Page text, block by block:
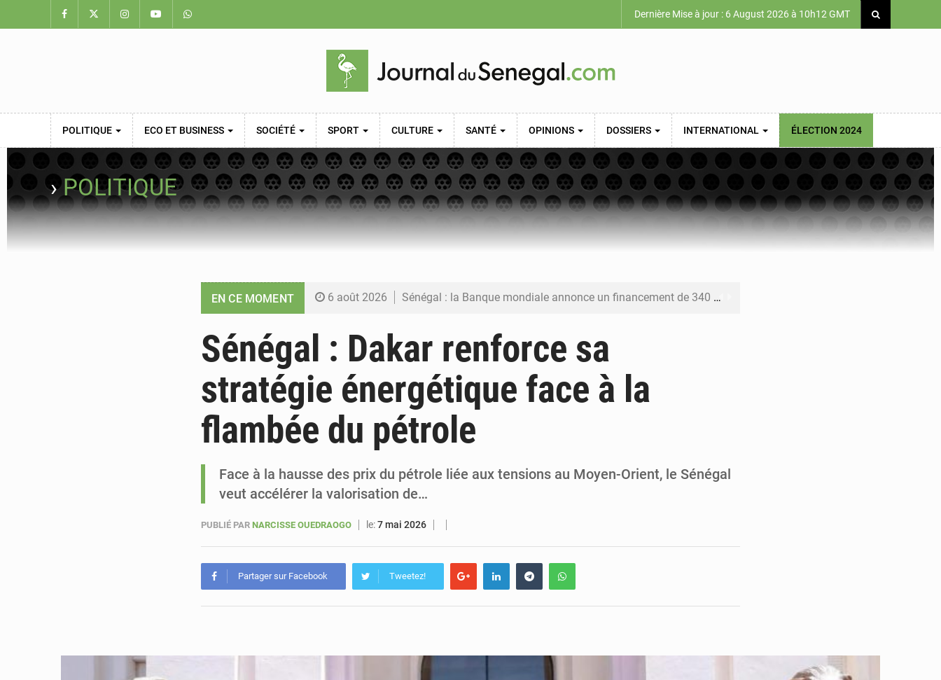
Dernière Mise à jour : 6 August 2026 à 10h12 GMT
POLITIQUE ECO ET BUSINESS SOCIÉTÉ SPORT CULTURE SANTÉ OPINIONS DOSSIERS INTERNATIONAL ÉLECTION 2024
›POLITIQUE
EN CE MOMENT 6 août 2026 Sénégal : la Banque mondiale annonce un financement de 340 milliards FCFA pour soutenir les priorités de la Vision Sénégal 2050
5 août 2026 Sénégal : les subventions à l’énergie bondissent à 729 milliards FCFA pour contenir les prix des carburants et de l’électricité
5 août 2026 Sénégal : le niveau du fleuve Sénégal poursuit sa montée à Podor, les autorités appellent à la vigilance
5 août 2026 Sénégal : Ousmane Diagne prêtera serment le 11 août comme président du Conseil constitutionnel
Sénégal : Dakar renforce sa
stratégie énergétique face à la
flambée du pétrole
Face à la hausse des prix du pétrole liée aux tensions au Moyen-Orient, le Sénégal
veut accélérer la valorisation de…
PUBLIÉ PAR NARCISSE OUEDRAOGO le:7 mai 2026
Partager sur Facebook Tweetez!